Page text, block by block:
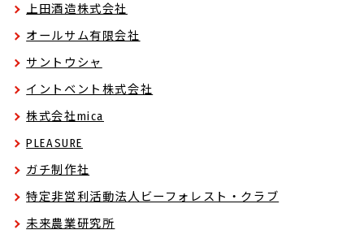
上田酒造株式会社
オールサム有限会社
サントウシャ
イントベント株式会社
株式会社mica
PLEASURE
ガチ制作社
特定非営利活動法人ビーフォレスト・クラブ
未来農業研究所